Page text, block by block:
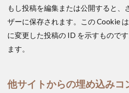
もし投稿を編集または公開すると、
ザーに保存されます。この Cookie
に変更した投稿の ID を示すもので
ます。
他サイトからの埋め込みコ